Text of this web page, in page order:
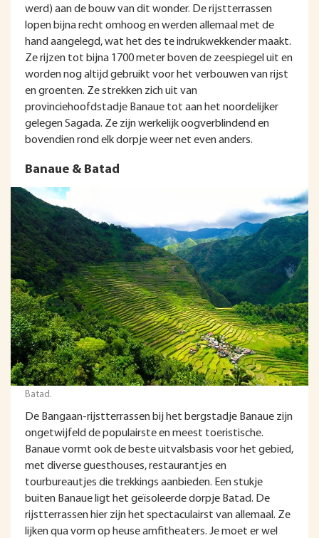
werd) aan de bouw van dit wonder. De rijstterrassen
lopen bijna recht omhoog en werden allemaal met de
hand aangelegd, wat het des te indrukwekkender maakt.
Ze rijzen tot bijna 1700 meter boven de zeespiegel uit en
worden nog altijd gebruikt voor het verbouwen van rijst
en groenten. Ze strekken zich uit van
provinciehoofdstadje Banaue tot aan het noordelijker
gelegen Sagada. Ze zijn werkelijk oogverblindend en
bovendien rond elk dorpje weer net even anders.
Banaue & Batad
Batad.
De Bangaan-rijstterrassen bij het bergstadje Banaue zijn
ongetwijfeld de populairste en meest toeristische.
Banaue vormt ook de beste uitvalsbasis voor het gebied,
met diverse guesthouses, restaurantjes en
tourbureautjes die trekkings aanbieden. Een stukje
buiten Banaue ligt het geïsoleerde dorpje Batad. De
rijstterrassen hier zijn het spectaculairst van allemaal. Ze
lijken qua vorm op heuse amfitheaters. Je moet er wel